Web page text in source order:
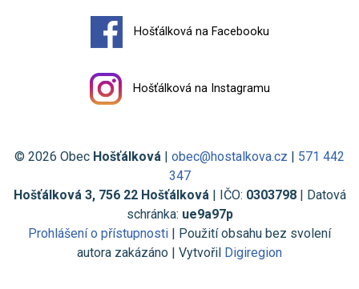
Hošťálková na Facebooku
Hošťálková na Instagramu
© 2026 Obec Hošťálková | obec@hostalkova.cz | 571 442
347
Hošťálková 3, 756 22 Hošťálková| IČO: 0303798| Datová
schránka: ue9a97p
Prohlášení o přístupnosti | Použití obsahu bez svolení
autora zakázáno | Vytvořil Digiregion